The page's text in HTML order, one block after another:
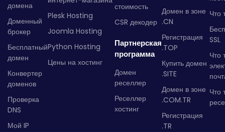
домена
Доменный
брокер
Бесплатный
домен
Конвертер
доменов
Проверка
DNS
Мой IP
Plesk Hosting
Joomla Hosting
Python Hosting
Цены на хостинг
стоимость
CSR декодер
Партнерская
программа
Домен
реселлер
Реселлер
хостинг
Домен в зоне
.CN
Регистрация
.TOP
Купить домен
.SITE
Домен в зоне
.COM.TR
Регистрация
.TR
Что
SSL
Что
Что